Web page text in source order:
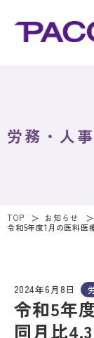
労務・人
TOP お知らせ
令和5年度1月の医科医
2024年6月8日
令和5年
同月比